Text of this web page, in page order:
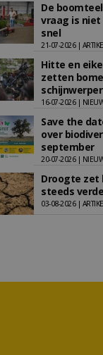
De
vraag is
snel
21-07-2026 |
Hitte en
zetten
16-07-2026 |
Save the
over
september
20-07-2026 |
Droogte zet
steeds
03-08-2026 |